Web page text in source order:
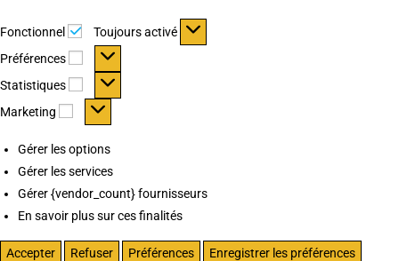
Fonctionnel Fonctionnel
Toujours activé
Préférences
Préférences
Statistiques Statistiques
Marketing Marketing
Gérer les options
Gérer les services
Gérer {vendor_count} fournisseurs
En savoir plus sur ces finalités
Accepter Refuser Préférences
Enregistrer les préférences